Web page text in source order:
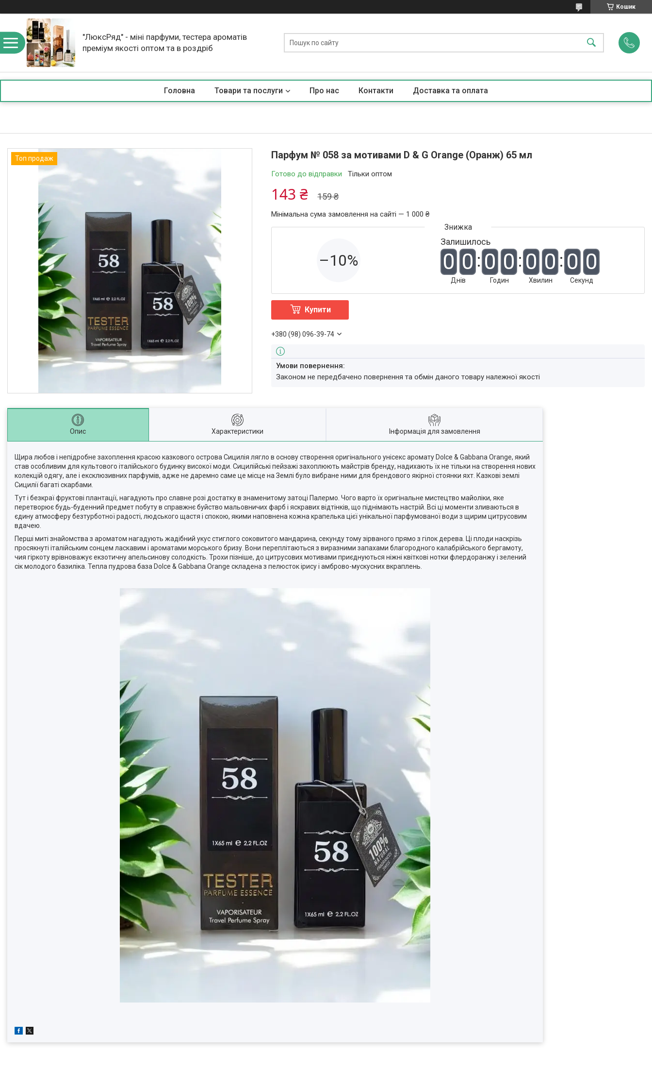
Кошик
"ЛюксРяд" - міні парфуми, тестера ароматів
преміум якості оптом та в роздріб
Головна Товари та послуги Про нас Контакти Доставка та оплата
Топ продаж Парфум № 058 за мотивами D & G Orange (Оранж) 65 мл
Готово до відправки Тільки оптом
159 ₴
143 ₴
Мінімальна сума замовлення на сайті — 1 000 ₴
–10%
Залишилось
0 0
Днів
0 0
Годин
0 0
Хвилин
0 0
Секунд
Купити
+380 (98) 096-39-74
Законом не передбачено повернення та обмін даного товару належної якості
Опис Характеристики Інформація для замовлення
Щира любов і непідробне захоплення красою казкового острова Сицилія лягло в основу створення оригінального унісекс аромату Dolce & Gabbana Orange, який
став особливим для культового італійського будинку високої моди. Сицилійські пейзажі захоплюють майстрів бренду, надихають їх не тільки на створення нових
колекцій одягу, але і ексклюзивних парфумів, адже не даремно саме це місце на Землі було вибране ними для брендового якірної стоянки яхт. Казкові землі
Сицилії багаті скарбами.
Тут і безкраї фруктові плантації, нагадують про славне розі достатку в знаменитому затоці Палермо. Чого варто їх оригінальне мистецтво майоліки, яке
перетворює будь-буденний предмет побуту в справжнє буйство мальовничих фарб і яскравих відтінків, що піднімають настрій. Всі ці моменти зливаються в
єдину атмосферу безтурботної радості, людського щастя і спокою, якими наповнена кожна крапелька цієї унікальної парфумованої води з щирим цитрусовим
вдачею.
Перші миті знайомства з ароматом нагадують жадібний укус стиглого соковитого мандарина, секунду тому зірваного прямо з гілок дерева. Ці плоди наскрізь
просякнуті італійським сонцем ласкавим і ароматами морського бризу. Вони переплітаються з виразними запахами благородного калабрійського бергамоту,
чия гіркоту врівноважує екзотичну апельсинову солодкість. Трохи пізніше, до цитрусових мотивами приєднуються ніжні квіткові нотки флердоранжу і зелений
сік молодого базиліка. Тепла пудрова база Dolce & Gabbana Orange складена з пелюсток ірису і амброво-мускусних вкраплень.